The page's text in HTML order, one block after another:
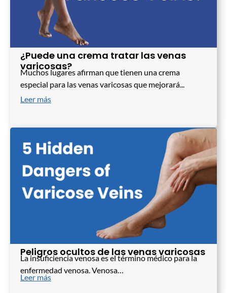
¿Puede una crema tratar las venas
varicosas?
Muchos lugares afirman que tienen una crema
especial para las venas varicosas que mejorará...
Leer más
Peligros ocultos de las venas varicosas
La insuficiencia venosa es el término médico para la
enfermedad venosa. Venosa…
Leer más